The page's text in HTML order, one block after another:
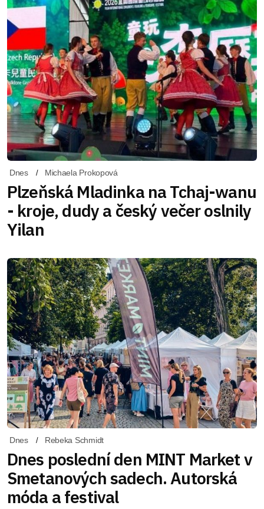
Dnes Michaela Prokopová
Plzeňská Mladinka na Tchaj-wanu
- kroje, dudy a český večer oslnily
Yilan
Dnes Rebeka Schmidt
Dnes poslední den MINT Market v
Smetanových sadech. Autorská
móda a festival